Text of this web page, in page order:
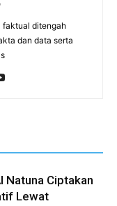
faktual ditengah
dan data serta
Natuna Ciptakan
Lewat